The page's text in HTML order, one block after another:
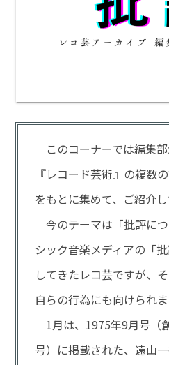
このコーナーでは編集
『レコード芸術』の複数
をもとに集めて、ご紹介し
今のテーマは「批評に
シック音楽メディアの「
してきたレコ芸ですが、
自らの行為にも向けられま
1月は、1975年9月号（
号）に掲載された、遠山